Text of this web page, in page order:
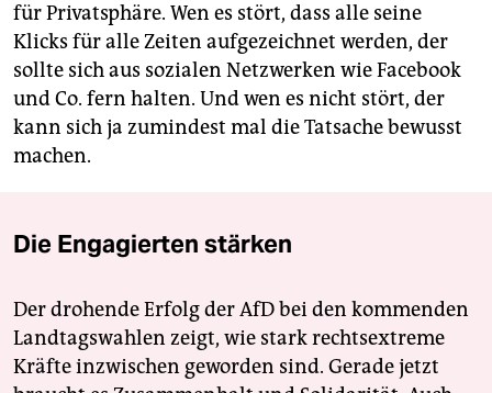
für Privatsphäre. Wen es stört, dass alle seine
Klicks für alle Zeiten aufgezeichnet werden, der
sollte sich aus sozialen Netzwerken wie Facebook
und Co. fern halten. Und wen es nicht stört, der
kann sich ja zumindest mal die Tatsache bewusst
machen.
Die Engagierten stärken
Der drohende Erfolg der AfD bei den kommenden
Landtagswahlen zeigt, wie stark rechtsextreme
Kräfte inzwischen geworden sind. Gerade jetzt